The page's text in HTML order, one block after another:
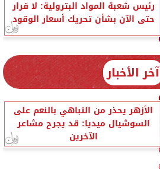
رئيس شعبة المواد البترولية: لا قرار
حتى الآن بشأن تحريك أسعار الوقود
آخر الأخبار
الأزهر يحذر من التباهي بالنعم على
السوشيال ميديا: قد يجرح مشاعر
الآخرين